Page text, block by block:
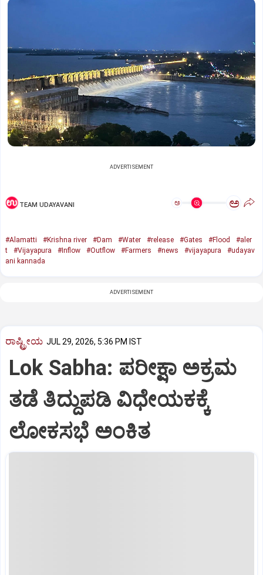
ADVERTISEMENT
TEAM UDAYAVANI ಅ ಅ
#Alamatti #Krishna river #Dam #Water #release #Gates #Flood
#aler
t
#Vijayapura #Inflow #Outflow #Farmers #news #vijayapura
#udayav
ani kannada
ADVERTISEMENT
ರಾಷ್ಟ್ರೀಯ JUL 29, 2026, 5:36 PM IST
Lok Sabha: ಪರೀಕ್ಷಾ ಅಕ್ರಮ
ತಡೆ ತಿದ್ದುಪಡಿ ವಿಧೇಯಕಕ್ಕೆ
ಲೋಕಸಭೆ ಅಂಕಿತ